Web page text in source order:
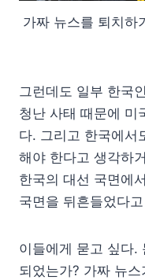
가짜 뉴스를 퇴치하
그런데도 일부 한국
청난 사태 때문에 미
다. 그리고 한국에서
해야 한다고 생각하
한국의 대선 국면에
국면을 뒤흔들었다
이들에게 묻고 싶다.
되었는가? 가짜 뉴